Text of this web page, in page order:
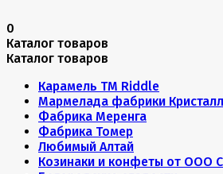
0
Каталог товаров
Каталог товаров
Карамель ТМ Riddle
Мармелада фабрики Кристалл
Фабрика Меренга
Фабрика Томер
Любимый Алтай
Козинаки и конфеты от ООО